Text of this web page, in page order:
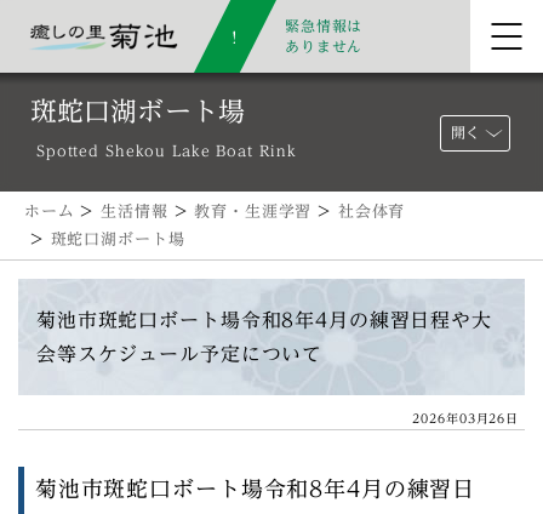
緊急情報は
ありません
斑蛇口湖ボート場
Spotted Shekou Lake Boat Rink
開く
ホーム >生活情報 >教育・生涯学習 > 社会体育
> 斑蛇口湖ボート場
菊池市斑蛇口ボート場令和8年4月の練習日程や大
会等スケジュール予定について
2026年03月26日
菊池市斑蛇口ボート場令和8年4月の練習日